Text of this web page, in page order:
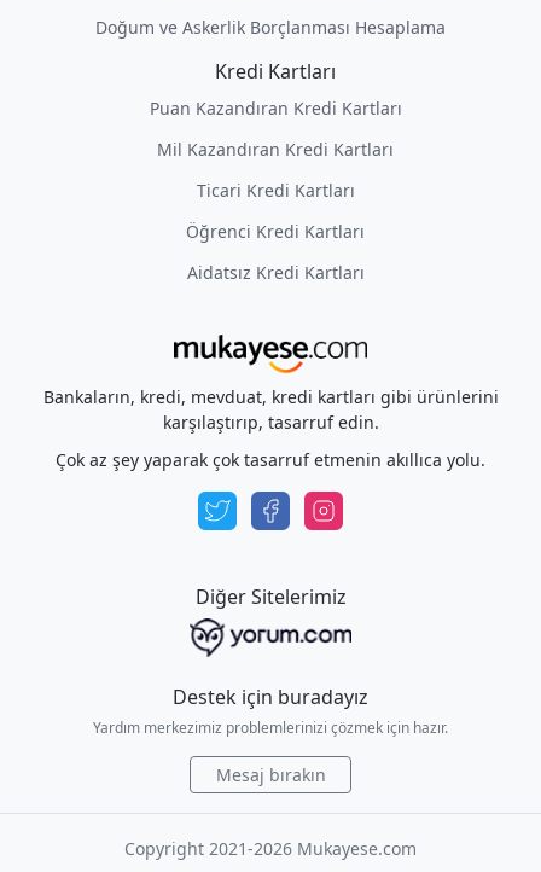
Doğum ve Askerlik Borçlanması Hesaplama
Kredi Kartları
Puan Kazandıran Kredi Kartları
Mil Kazandıran Kredi Kartları
Ticari Kredi Kartları
Öğrenci Kredi Kartları
Aidatsız Kredi Kartları
Bankaların, kredi, mevduat, kredi kartları gibi ürünlerini
karşılaştırıp, tasarruf edin.
Çok az şey yaparak çok tasarruf etmenin akıllıca yolu.
Diğer Sitelerimiz
Destek için buradayız
Yardım merkezimiz problemlerinizi çözmek için hazır.
Mesaj bırakın
Copyright 2021-2026 Mukayese.com